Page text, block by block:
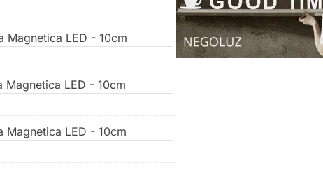
Magnetica LED - 10cm
Magnetica LED - 10cm
Magnetica LED - 10cm